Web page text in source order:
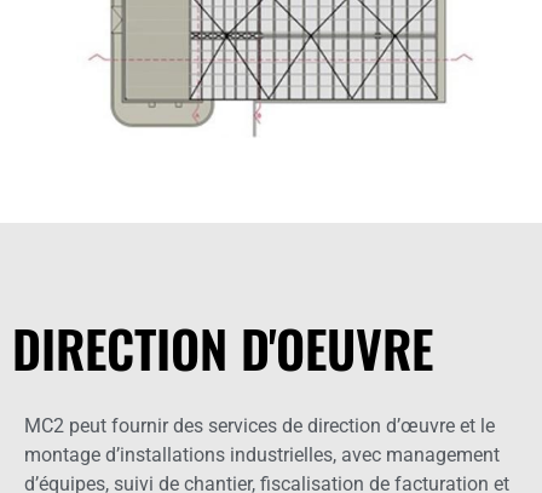
DIRECTION D'OEUVRE
MC2 peut fournir des services de direction d’œuvre et le
montage d’installations industrielles, avec management
d’équipes, suivi de chantier, fiscalisation de facturation et